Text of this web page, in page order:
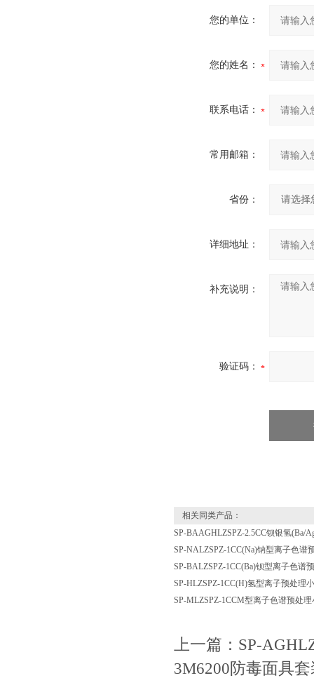
您的单位：
您的姓名：
联系电话：
常用邮箱：
省份：
详细地址：
补充说明：
验证码：
相关同类产品：
SP-BAAGHLZSPZ-2.5CC钡银氢(Ba/
SP-NALZSPZ-1CC(Na)钠型离子色谱
SP-BALZSPZ-1CC(Ba)钡型离子色谱
SP-HLZSPZ-1CC(H)氢型离子预处理
SP-MLZSPZ-1CCM型离子色谱预处理
上一篇： SP-
3M6200防毒面具